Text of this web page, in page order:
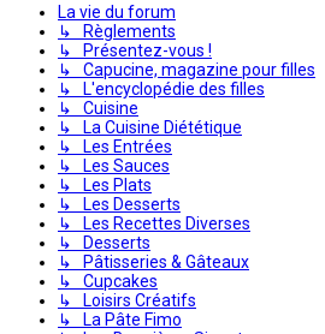
La vie du forum
↳ Règlements
↳ Présentez-vous !
↳ Capucine, magazine pour filles
↳ L'encyclopédie des filles
↳ Cuisine
↳ La Cuisine Diététique
↳ Les Entrées
↳ Les Sauces
↳ Les Plats
↳ Les Desserts
↳ Les Recettes Diverses
↳ Desserts
↳ Pâtisseries & Gâteaux
↳ Cupcakes
↳ Loisirs Créatifs
↳ La Pâte Fimo